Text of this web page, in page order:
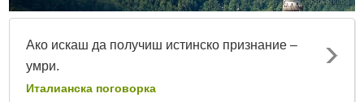
Ако искаш да получиш истинско признание –
умри.
Италианска поговорка